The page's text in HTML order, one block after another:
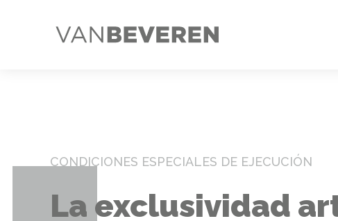
CONDICIONES ESPECIALES DE EJECUCIÓN
La exclusividad